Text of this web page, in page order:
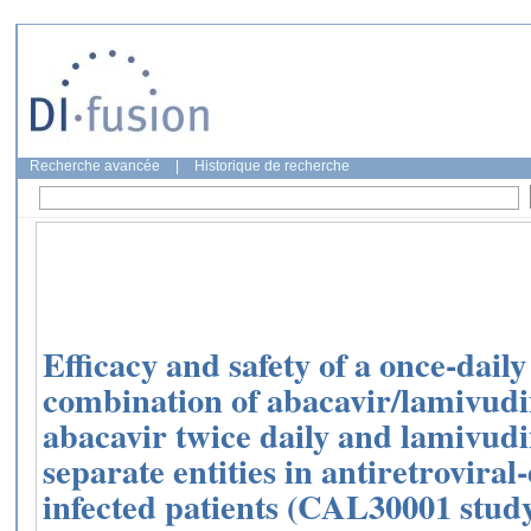
Recherche avancée Historique de recherche
Efficacy and safety of a once-
combination of abacavir/
abacavir twice daily and
separate entities in
infected patients (CAL30001